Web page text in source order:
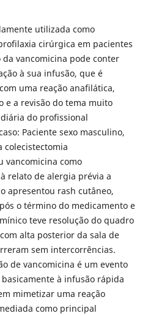
utilizada como
cirúrgica em pacientes
vancomicina pode conter
à sua infusão, que é
uma reação anafilática,
e a revisão do tema muito
do profissional
Paciente sexo masculino,
colecistectomia
vancomicina como
relato de alergia prévia a
apresentou rash cutâneo,
o término do medicamento e
teve resolução do quadro
alta posterior da sala de
sem intercorrências.
de vancomicina é um evento
à infusão rápida
mimetizar uma reação
como principal